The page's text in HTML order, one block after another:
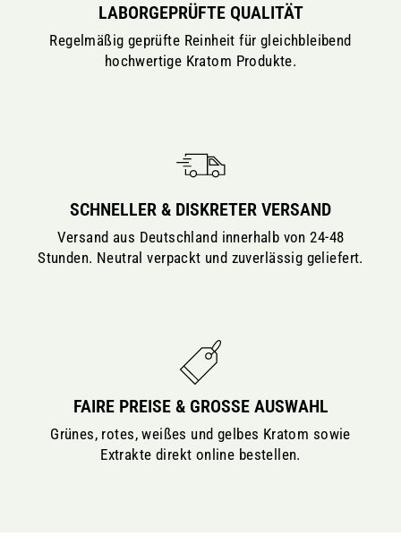
LABORGEPRÜFTE QUALITÄT
Regelmäßig geprüfte Reinheit für gleichbleibend
hochwertige Kratom Produkte.
SCHNELLER & DISKRETER VERSAND
Versand aus Deutschland innerhalb von 24-48
Stunden. Neutral verpackt und zuverlässig geliefert.
FAIRE PREISE & GROSSE AUSWAHL
Grünes, rotes, weißes und gelbes Kratom sowie
Extrakte direkt online bestellen.